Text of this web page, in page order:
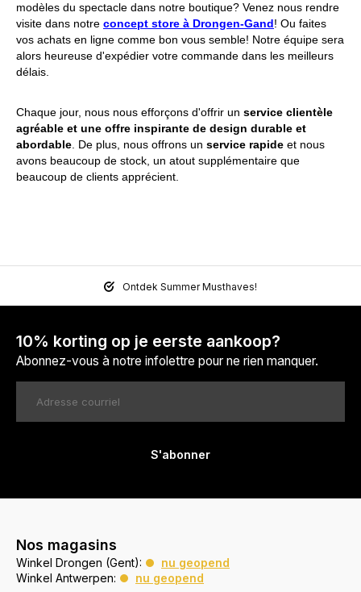
modèles du spectacle dans notre boutique? Venez nous rendre
visite dans notre concept store à Drongen-Gand! Ou faites
vos achats en ligne comme bon vous semble! Notre équipe sera
alors heureuse d'expédier votre commande dans les meilleurs
délais.
Chaque jour, nous nous efforçons d'offrir un service clientèle
agréable et une offre inspirante de design durable et
abordable De plus, nous offrons un service rapide et nous
avons beaucoup de stock, un atout supplémentaire que
beaucoup de clients apprécient.
Ontdek Summer Musthaves!
10% korting op je eerste aankoop?
Abonnez-vous à notre infolettre pour ne rien manquer.
S'abonner
Nos magasins
Winkel Drongen (Gent):
nu geopend
Winkel Antwerpen:
nu geopend